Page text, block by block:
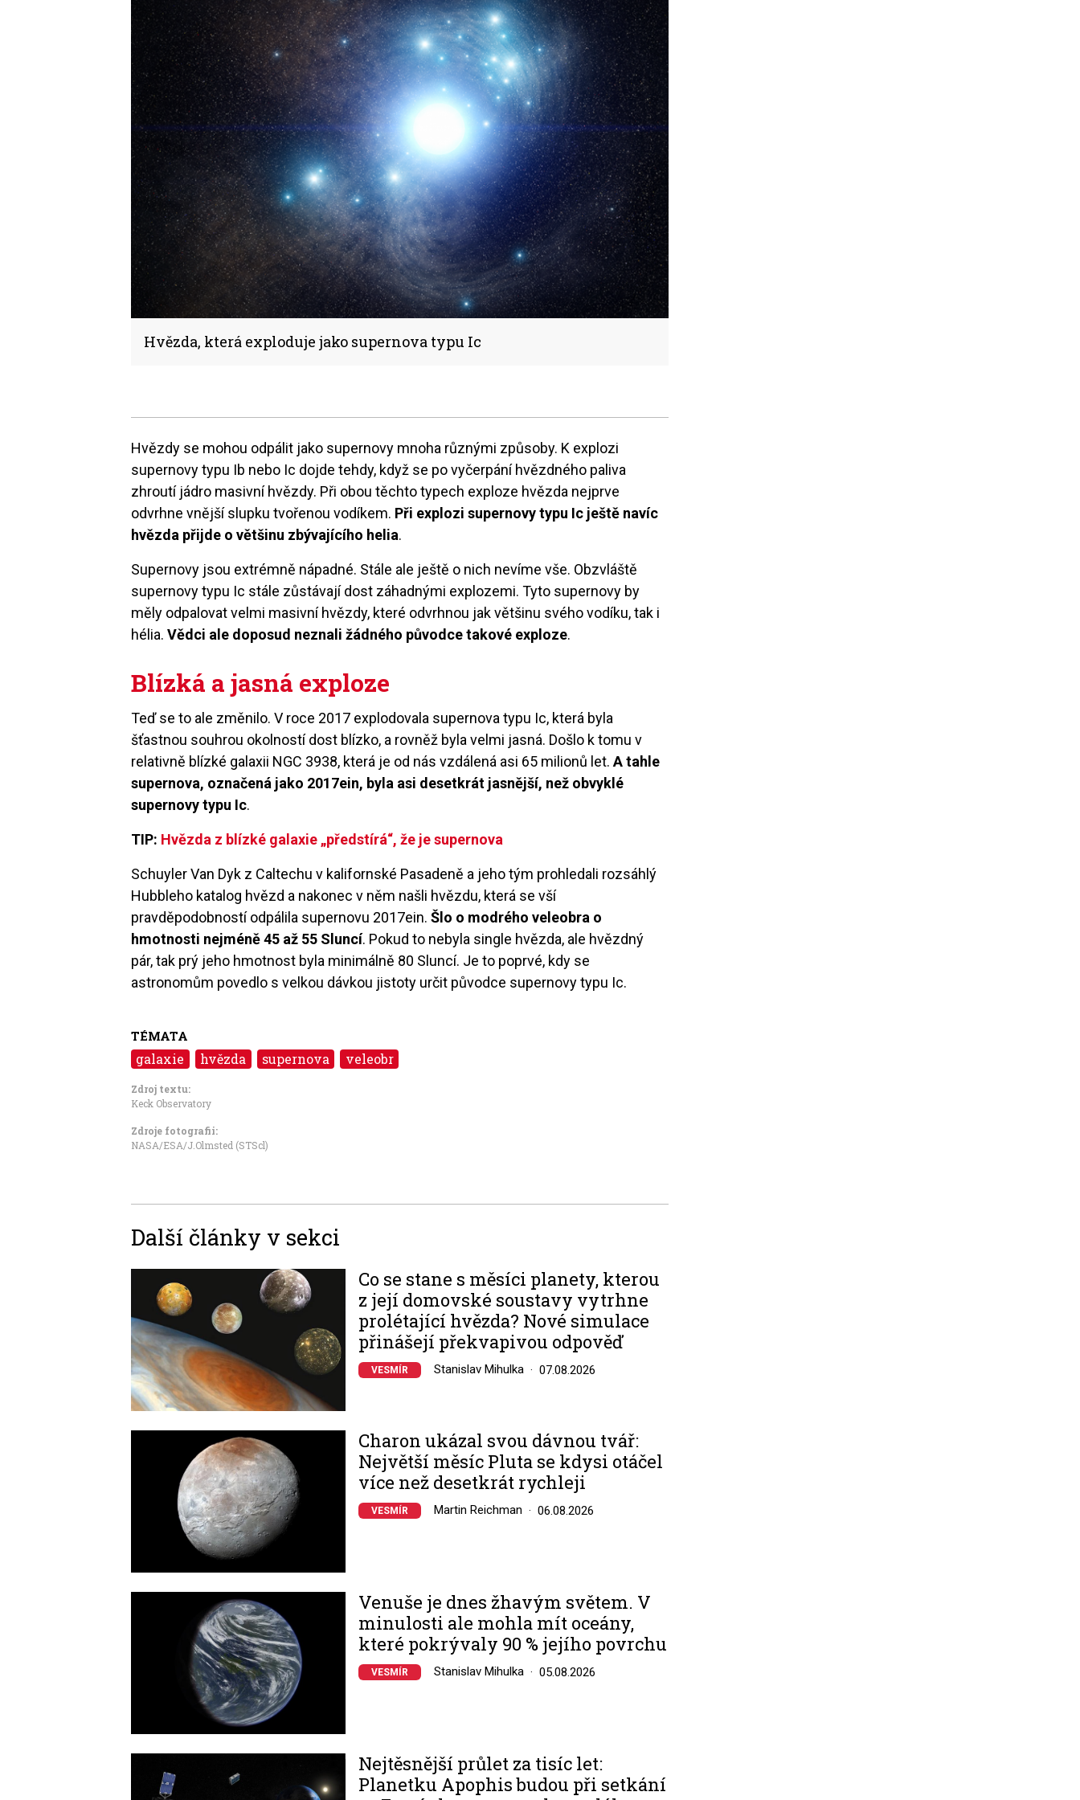
Hvězda, která exploduje jako supernova typu Ic
Hvězdy se mohou odpálit jako supernovy mnoha různými způsoby. K explozi
supernovy typu Ib nebo Ic dojde tehdy, když se po vyčerpání hvězdného paliva
zhroutí jádro masivní hvězdy. Při obou těchto typech exploze hvězda nejprve
odvrhne vnější slupku tvořenou vodíkem. Při explozi supernovy typu Ic ještě navíc
hvězda přijde o většinu zbývajícího helia.
Supernovy jsou extrémně nápadné. Stále ale ještě o nich nevíme vše. Obzvláště
supernovy typu Ic stále zůstávají dost záhadnými explozemi. Tyto supernovy by
měly odpalovat velmi masivní hvězdy, které odvrhnou jak většinu svého vodíku, tak i
hélia.Vědci ale doposud neznali žádného původce takové exploze.
Blízká a jasná exploze
Teď se to ale změnilo. V roce 2017 explodovala supernova typu Ic, která byla
šťastnou souhrou okolností dost blízko, a rovněž byla velmi jasná. Došlo k tomu v
relativně blízké galaxii NGC 3938, která je od nás vzdálená asi 65 milionů let.A tahle
supernova, označená jako 2017ein, byla asi desetkrát jasnější, než obvyklé
supernovy typu Ic.
TIP: Hvězda z blízké galaxie „předstírá“, že je supernova
Schuyler Van Dyk z Caltechu v kalifornské Pasadeně a jeho tým prohledali rozsáhlý
Hubbleho katalog hvězd a nakonec v něm našli hvězdu, která se vší
pravděpodobností odpálila supernovu 2017ein.Šlo o modrého veleobra o
hmotnosti nejméně 45 až 55 Sluncí. Pokud to nebyla single hvězda, ale hvězdný
pár, tak prý jeho hmotnost byla minimálně 80 Sluncí. Je to poprvé, kdy se
astronomům povedlo s velkou dávkou jistoty určit původce supernovy typu Ic.
TÉMATA
galaxie hvězda supernova veleobr
Zdroj textu:
Keck Observatory
Zdroje fotografii:
NASA/ESA/J.Olmsted (STScl)
Další články v sekci
Co se stane s měsíci planety, kterou
z její domovské soustavy vytrhne
prolétající hvězda? Nové simulace
přinášejí překvapivou odpověď
VESMÍR Stanislav Mihulka 07.08.2026
Charon ukázal svou dávnou tvář:
Největší měsíc Pluta se kdysi otáčel
více než desetkrát rychleji
VESMÍR Martin Reichman 06.08.2026
Venuše je dnes žhavým světem. V
minulosti ale mohla mít oceány,
které pokrývaly 90 % jejího povrchu
VESMÍR Stanislav Mihulka 05.08.2026
Nejtěsnější průlet za tisíc let:
Planetku Apophis budou při setkání